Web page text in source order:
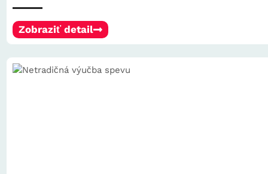
Zobraziť detail